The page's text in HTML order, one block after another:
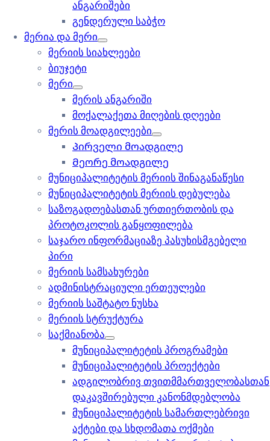
ანგარიშები
გენდერული საბჭო
მერია და მერი
მერიის სიახლეები
ბიუჯეტი
მერი
მერის ანგარიში
მოქალაქეთა მიღების დღეები
მერის მოადგილეები
Პირველი მოადგილე
Მეორე მოადგილე
მუნიციპალიტეტის მერიის შინაგანაწესი
მუნიციპალიტეტის მერიის დებულება
საზოგადოებასთან ურთიერთობის და
პროტოკოლის განყოფილება
საჯარო ინფორმაციაზე პასუხისმგებელი
პირი
მერიის სამსახურები
ადმინისტრაციული ერთეულები
მერიის საშტატო ნუსხა
მერიის სტრუქტურა
საქმიანობა
მუნიციპალიტეტის პროგრამები
მუნიციპალიტეტის პროექტები
ადგილობრივ თვითმმართველობასთან
დაკავშირებული კანონმდებლობა
მუნიციპალიტეტის სამართლებრივი
აქტები და სხდომათა ოქმები